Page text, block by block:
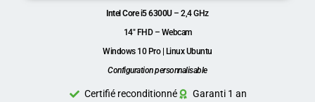
Intel Core i5 6300U– 2,4 GHz
14″ FHD – Webcam
Windows 10 Pro | Linux Ubuntu
Configuration personnalisable
Certifié reconditionné
Garanti 1 an